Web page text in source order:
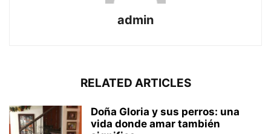
admin
RELATED ARTICLES
Doña Gloria y sus perros: una
vida donde amar también